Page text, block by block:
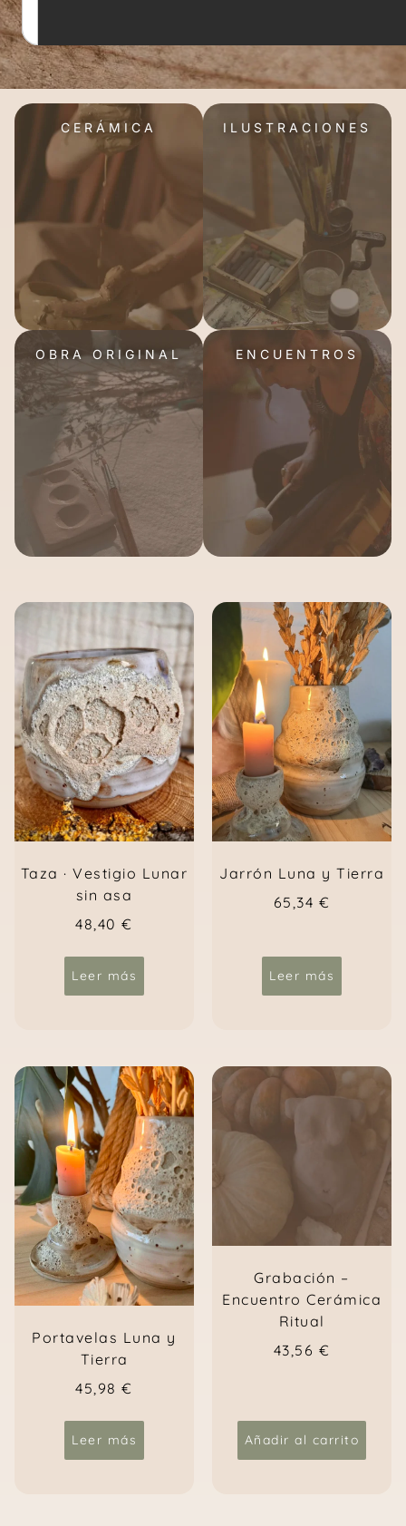
CERÁMICA ILUSTRACIONES
OBRA ORIGINAL ENCUENTROS
Taza · Vestigio Lunar
sin asa
48,40€
Leer más
Jarrón Luna y Tierra
65,34 €
Leer más
Portavelas Luna y
Tierra
45,98€
Leer más
Grabación –
Encuentro Cerámica
Ritual
43,56 €
Añadir al carrito